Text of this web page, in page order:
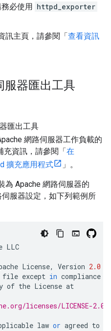
必使用 httpd_exporter
訊主頁，請參閱「查看資訊
服器匯出工具
匯出工具
網路伺服器工作負載的
充資訊，請參閱「在
擴充應用程式
」。
為 Apache 網路伺服器的
服器設定，如下列範例所
LLC
License, Version 2.0
file except in compliance
of the License at
licenses/LICENSE-2.0
law or agreed to